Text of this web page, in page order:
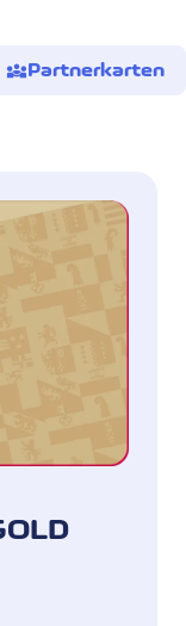
diversity_3Partnerkarten